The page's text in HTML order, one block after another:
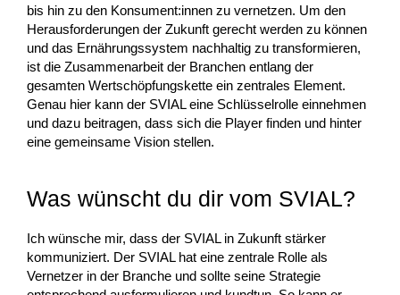
bis hin zu den Konsument:innen zu vernetzen. Um den
Herausforderungen der Zukunft gerecht werden zu können
und das Ernährungssystem nachhaltig zu transformieren,
ist die Zusammenarbeit der Branchen entlang der
gesamten Wertschöpfungskette ein zentrales Element.
Genau hier kann der SVIAL eine Schlüsselrolle einnehmen
und dazu beitragen, dass sich die Player finden und hinter
eine gemeinsame Vision stellen.
Was wünscht du dir vom SVIAL?
Ich wünsche mir, dass der SVIAL in Zukunft stärker
kommuniziert. Der SVIAL hat eine zentrale Rolle als
Vernetzer in der Branche und sollte seine Strategie